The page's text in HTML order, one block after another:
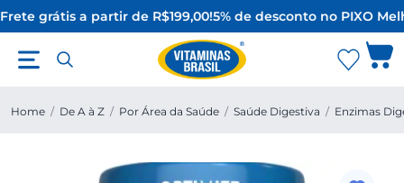
grátis a partir de R$199,00!5% de desconto no PIXO
Home / De A à Z / Por Área da Saúde / Saúde Digestiva / Enzimas